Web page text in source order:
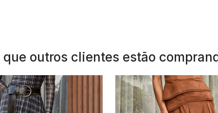
que outros clientes estão